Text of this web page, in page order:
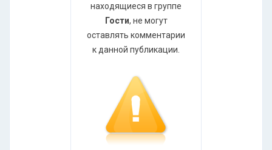
находящиеся в группе
Гости, не могут
оставлять комментарии
к данной публикации.